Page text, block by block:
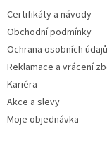
Certifikáty a návody
Obchodní podmínky
Ochrana osobních údajů
Reklamace a vrácení
Kariéra
Akce a slevy
Moje objednávka